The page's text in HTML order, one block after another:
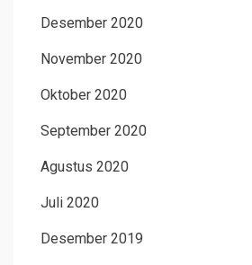
Desember 2020
November 2020
Oktober 2020
September 2020
Agustus 2020
Juli 2020
Desember 2019